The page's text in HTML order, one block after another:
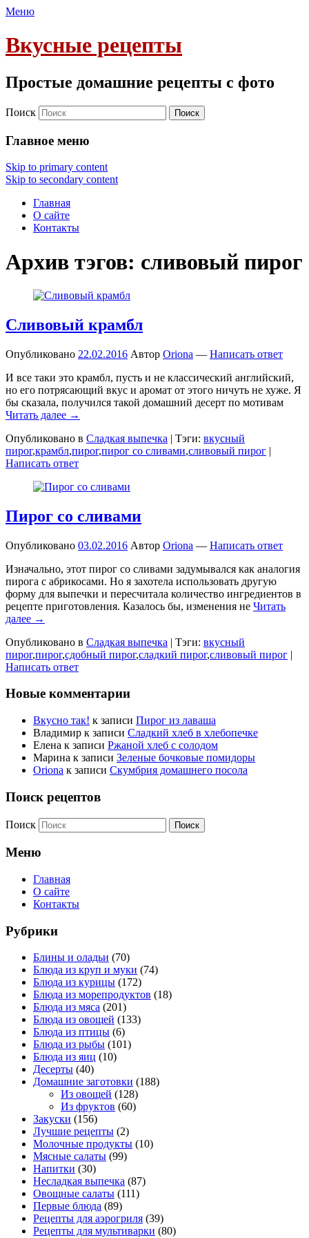
Меню
Вкусные рецепты
Простые домашние рецепты с фото
Поиск
Главное меню
Skip to primary content
Skip to secondary content
Главная
О сайте
Контакты
Архив тэгов: сливовый пирог
Сливовый крамбл
Опубликовано 22.02.2016 Автор Oriona — Написать ответ
И все таки это крамбл, пусть и не классический английский,
но его потрясающий вкус и аромат от этого ничуть не хуже. Я
бы сказала, получился такой домашний десерт по мотивам
Читать далее →
Опубликовано в Сладкая выпечка | Тэги: вкусный
пирог,крамбл,пирог,пирог со сливами,сливовый пирог |
Написать ответ
Пирог со сливами
Опубликовано 03.02.2016 Автор Oriona — Написать ответ
Изначально, этот пирог со сливами задумывался как аналогия
пирога с абрикосами. Но я захотела использовать другую
форму для выпечки и пересчитала количество ингредиентов в
рецепте приготовления. Казалось бы, изменения не Читать
далее →
Опубликовано в Сладкая выпечка | Тэги: вкусный
пирог,пирог,сдобный пирог,сладкий пирог,сливовый пирог |
Написать ответ
Новые комментарии
Вкусно так! к записи Пирог из лаваша
Владимир к записи Сладкий хлеб в хлебопечке
Елена к записи Ржаной хлеб с солодом
Марина к записи Зеленые бочковые помидоры
Oriona к записи Скумбрия домашнего посола
Поиск рецептов
Поиск
Меню
Главная
О сайте
Контакты
Рубрики
Блины и оладьи (70)
Блюда из круп и муки (74)
Блюда из курицы (172)
Блюда из морепродуктов (18)
Блюда из мяса (201)
Блюда из овощей (133)
Блюда из птицы (6)
Блюда из рыбы (101)
Блюда из яиц (10)
Десерты (40)
Домашние заготовки (188)
Из овощей (128)
Из фруктов (60)
Закуски (156)
Лучшие рецепты (2)
Молочные продукты (10)
Мясные салаты (99)
Напитки (30)
Несладкая выпечка (87)
Овощные салаты (111)
Первые блюда (89)
Рецепты для аэрогриля (39)
Рецепты для мультиварки (80)